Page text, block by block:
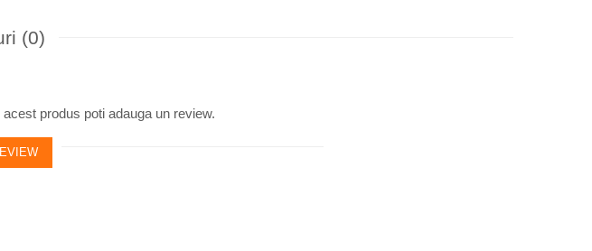
(0)
produs poti adauga un review.